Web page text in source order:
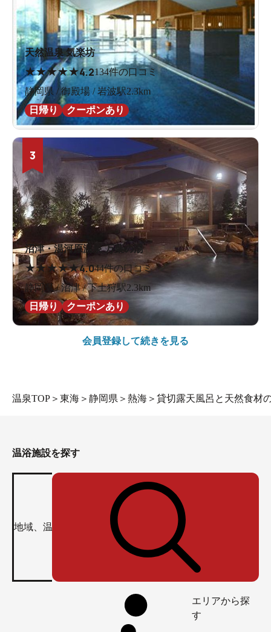
天然温泉 気楽坊
★★★★★4.2134件の口コミ
静岡県 / 御殿場 / 岩波駅2.3km
日帰り
クーポンあり
3
沼津・湯河原温泉 万葉の湯
★★★★★4.044件の口コミ
静岡県 / 沼津 / 下土狩駅2.3km
日帰り
クーポンあり
会員登録して続きを見る
温泉TOP ＞ 東海 ＞ 静岡県 ＞ 熱海 ＞ 貸切露天風呂と天然食
温浴施設を探す
エリアから探
す